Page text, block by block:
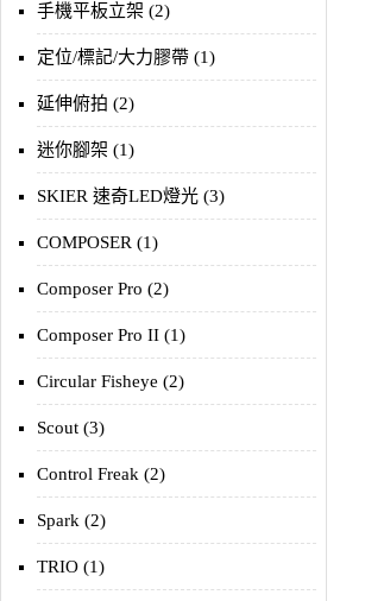
手機平板立架 (2)
定位/標記/大力膠帶 (1)
延伸俯拍 (2)
迷你腳架 (1)
SKIER 速奇LED燈光 (3)
COMPOSER (1)
Composer Pro (2)
Composer Pro II (1)
Circular Fisheye (2)
Scout (3)
Control Freak (2)
Spark (2)
TRIO (1)